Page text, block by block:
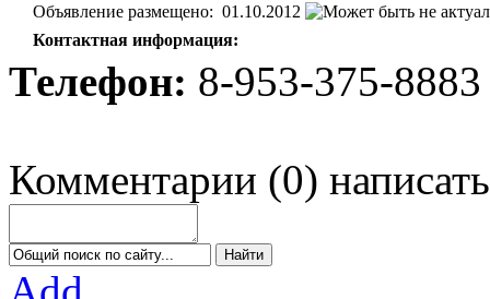
Объявление размещено: 01.10.2012
Контактная информация:
Телефон: 8-953-375-8883
Комментарии (0) написать